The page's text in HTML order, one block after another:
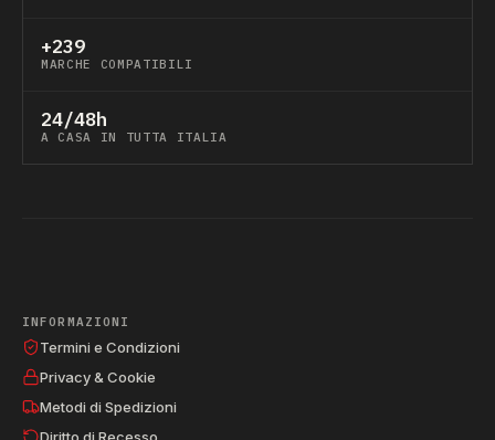
+239
MARCHE COMPATIBILI
24/48h
A CASA IN TUTTA ITALIA
INFORMAZIONI
Termini e Condizioni
Privacy & Cookie
Metodi di Spedizioni
Diritto di Recesso